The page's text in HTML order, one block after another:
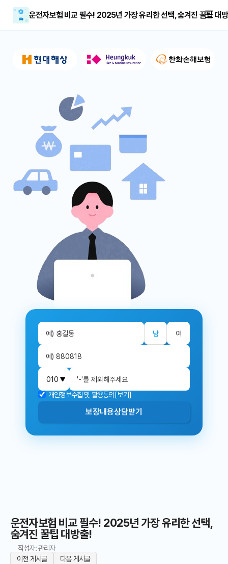
운전자보험 비교 필수! 2025년 가장 유리한 선택, 숨겨진 꿀팁 대
남 여
개인정보수집 및 활용동의[보기]
보장내용상담받기
운전자보험 비교 필수! 2025년 가장 유리한 선택,
숨겨진 꿀팁 대방출!
작성자: 관리자
이전 게시글
다음 게시글